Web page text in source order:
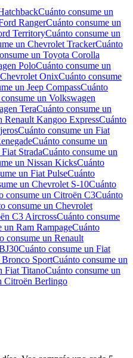
Cuánto consume un
RangerCuánto consume un
TerritoryCuánto consume un
un Chevrolet TrackerCuánto
un Toyota Corolla
PoloCuánto consume un
Chevrolet OnixCuánto consume
un Jeep CompassCuánto
un Volkswagen
TeraCuánto consume un
Renault Kangoo ExpressCuánto
Cuánto consume un Fiat
Cuánto consume un
Fiat StradaCuánto consume un
un Nissan KicksCuánto
un Fiat PulseCuánto
un Chevrolet S-10Cuánto
consume un Citroën C3Cuánto
consume un Chevrolet
C3 AircrossCuánto consume
un Ram RampageCuánto
consume un Renault
Cuánto consume un Fiat
SportCuánto consume un
Fiat TitanoCuánto consume un
Citroën Berlingo